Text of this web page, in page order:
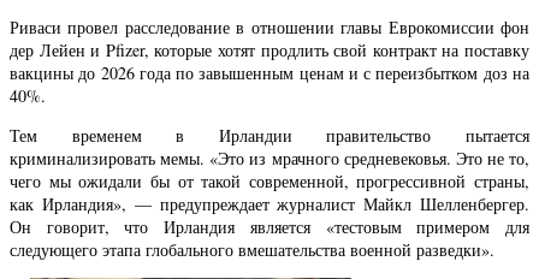
Риваси провел расследование в отношении главы Еврокомиссии фон
дер Лейен и Pfizer, которые хотят продлить свой контракт на поставку
вакцины до 2026 года по завышенным ценам и с переизбытком доз на
40%.
Тем временем в Ирландии правительство пытается
криминализировать мемы. «Это из мрачного средневековья. Это не то,
чего мы ожидали бы от такой современной, прогрессивной страны,
как Ирландия», — предупреждает журналист Майкл Шелленбергер.
Он говорит, что Ирландия является «тестовым примером для
следующего этапа глобального вмешательства военной разведки».